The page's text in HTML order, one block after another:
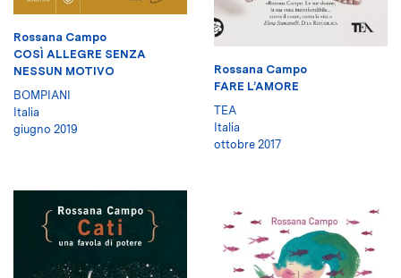
Rossana Campo
COSÌ ALLEGRE SENZA
NESSUN MOTIVO
BOMPIANI
Italia
giugno 2019
Rossana Campo
FARE L’AMORE
TEA
Italia
ottobre 2017